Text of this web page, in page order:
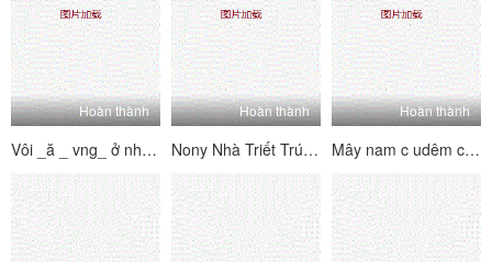
Hoàn thành
Vôi _ă _ vng_ ở nhà là thìng vúi
Hoàn thành
Nony Nhà Triết Trú Mên, Cô Em Lén Vã Trộ M
Hoàn thành
Mây nam c udêm cau lòng thuồng